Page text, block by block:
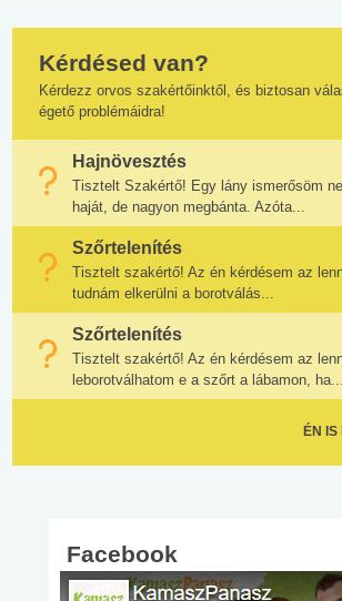
Kérdésed van?
Kérdezz orvos szakértőinktől, és biztosan
égető problémáidra!
Hajnövesztés
Tisztelt Szakértő! Egy lány ismerősöm
haját, de nagyon megbánta. Azóta...
Szőrtelenítés
Tisztelt szakértő! Az én kérdésem az
tudnám elkerülni a borotválás...
Szőrtelenítés
Tisztelt szakértő! Az én kérdésem az
leborotválhatom e a szőrt a lábamon, ha...
ÉN IS
Facebook